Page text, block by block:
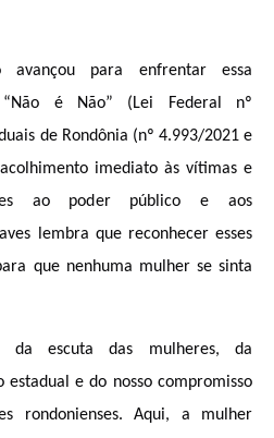
avançou para enfrentar essa
é Não” (Lei Federal nº
de Rondônia (nº 4.993/2021 e
imediato às vítimas e
ao poder público e aos
lembra que reconhecer esses
que nenhuma mulher se sinta
da escuta das mulheres, da
estadual e do nosso compromisso
rondonienses. Aqui, a mulher